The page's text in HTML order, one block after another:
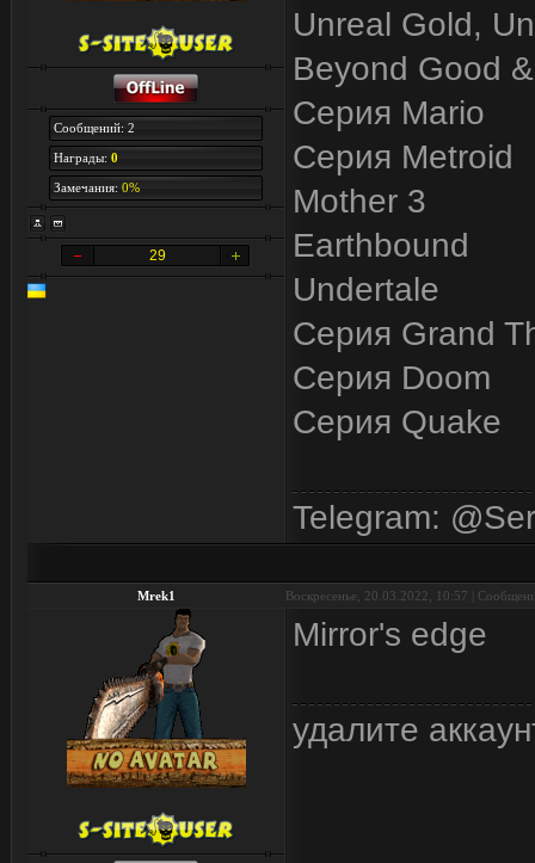
Сообщений: 2
Награды: 0
Замечания: 0%
29
Unreal Gold,
Beyond Good
Серия Mario
Серия Metroid
Mother 3
Earthbound
Undertale
Серия Grand
Серия Doom
Серия Quake
Telegram:
Mrek1 Воскресенье, 20.03.2022, 10:57 |
Mirror's edge
удалите